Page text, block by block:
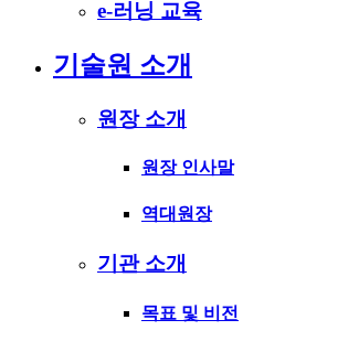
e-러닝 교육
기술원 소개
원장 소개
원장 인사말
역대원장
기관 소개
목표 및 비전